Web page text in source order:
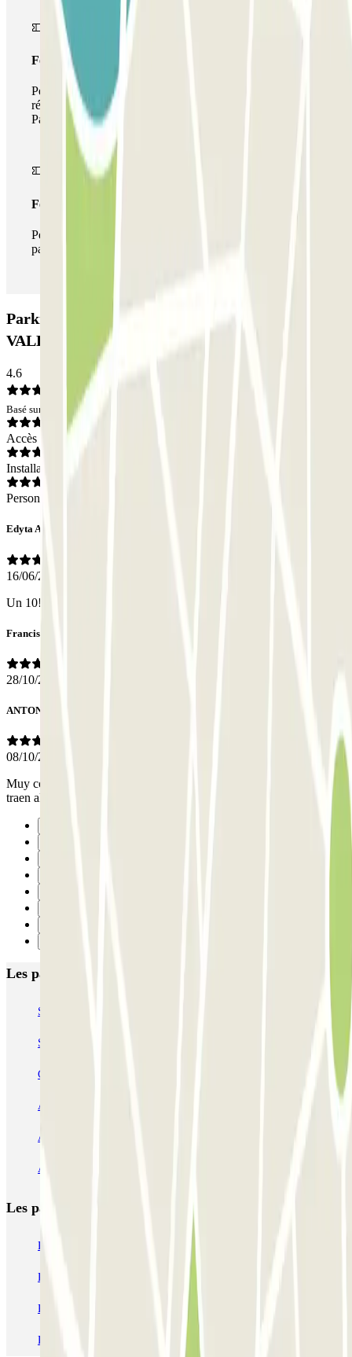
Forfait de stationnement multiple
Pendant votre séjour, vous pouvez utiliser l'ensemble du
réseau de parkings de cet opérateur disponible sur
Parclick.
Forfait illimité
Pendant votre séjour, vous pouvez entrer et sortir du
parking aussi souvent que vous le souhaitez.
Parking Hortalegre Cruceros - Puerto de Valencia
VALET: Avis
4.6
Basé sur 18 avis
Accès
Installations
Personnel
Edyta Anna
16/06/2025
Un 10! Todo muy bien!
Francisco Javie
28/10/2024
ANTONIO
08/10/2024
Muy cómodo, lo recogen al lado de la entrada del puerto y te lo
traen al mismo sitio cuando llegas
Les parkings les mieux notés à Valencia
SABA Estación Valencia - Joaquín Sorolla
SABA Estación Valencia Nord
Garaje Pechina
APK2 Tráfico AVE - Jerónimo Muñoz
APK2 Abastos - Navarro Llorens
APK2 Hospital General Universitario Valencia
Les parkings les
Parking Paris Parking Gare de Lyon
Parking Charles de Gaulle - Roissy Aeroport
Parking Aéroport Roland Garros La Réunion P4 Longue Durée
Parking Aéroport Barcelone Parking Aéroport Beauvais